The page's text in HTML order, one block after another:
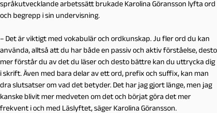
språkutvecklande arbetssätt brukade Karolina Göransson lyfta ord
och begrepp i sin undervisning.
– Det är viktigt med vokabulär och ordkunskap. Ju fler ord du kan
använda, alltså att du har både en passiv och aktiv förståelse, desto
mer förstår du av det du läser och desto bättre kan du uttrycka dig
i skrift. Även med bara delar av ett ord, prefix och suffix, kan man
dra slutsatser om vad det betyder. Det har jag gjort länge, men jag
kanske blivit mer medveten om det och börjat göra det mer
frekvent i och med Läslyftet, säger Karolina Göransson.